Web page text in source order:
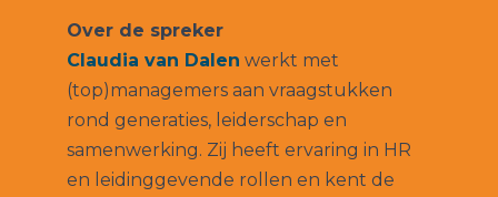
Over de spreker
Claudia van Dalen werkt met
(top)managemers aan vraagstukken
rond generaties, leiderschap en
samenwerking. Zij heeft ervaring in HR
en leidinggevende rollen en kent de